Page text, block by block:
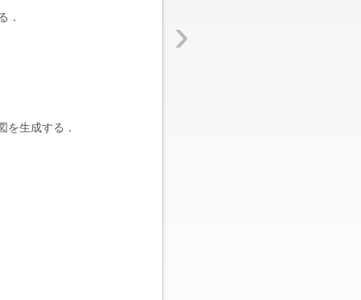
›
．
を生成する．